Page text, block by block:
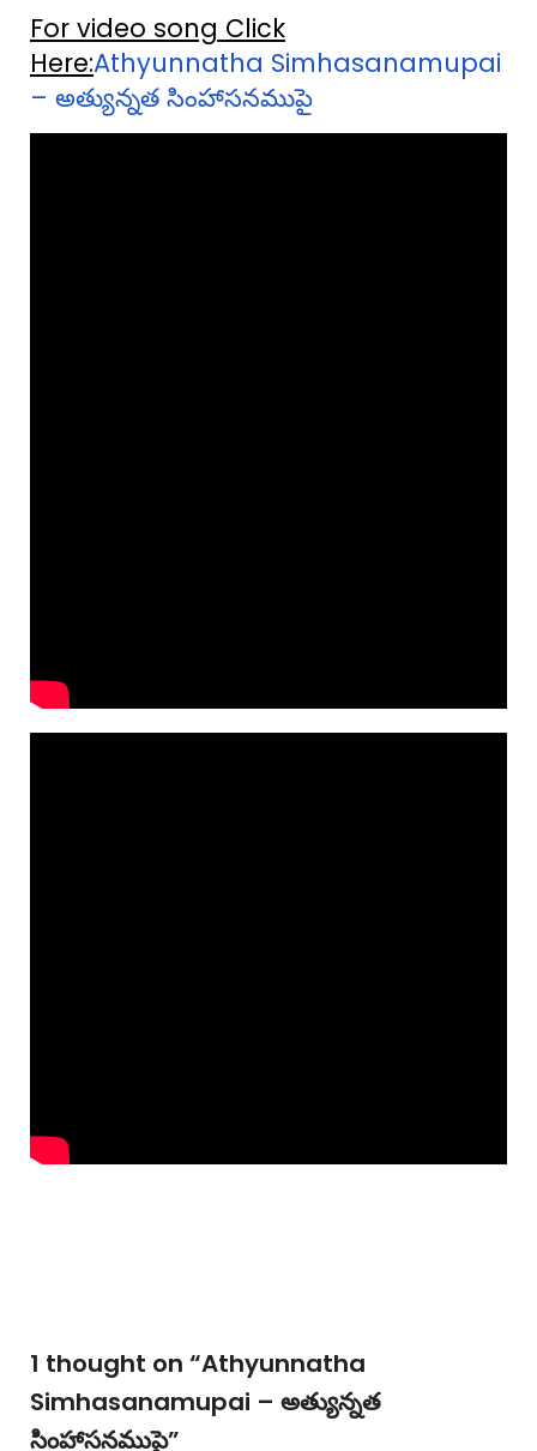
For video song Click
Here:Athyunnatha Simhasanamupai
– అత్యున్నత సింహాసనముపై
1 thought on “Athyunnatha
Simhasanamupai – అత్యున్నత
సింహాసనముపై”